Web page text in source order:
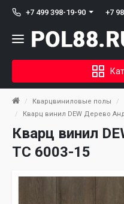
+7 499 398-19-90 +7
Кварцвиниловые полы
Кварц винил DEW Дерево
Кварц винил
ТС 6003-15